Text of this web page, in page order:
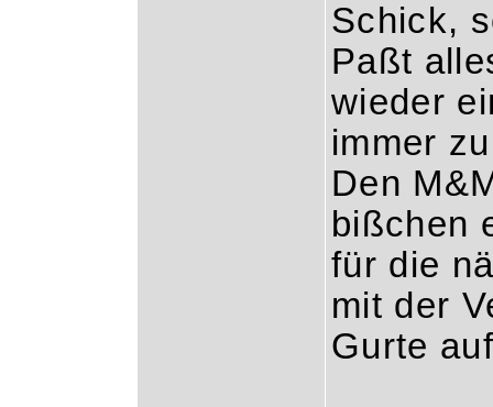
Schick,
Paßt
wieder
immer
Den
bißchen
für die
mit der
Gurte